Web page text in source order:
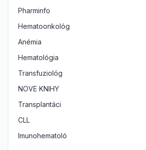
Pharminfo
Hematoonkológ
Anémia
Hematológia
Transfuziológ
NOVE KNIHY
Transplantáci
CLL
Imunohematoló